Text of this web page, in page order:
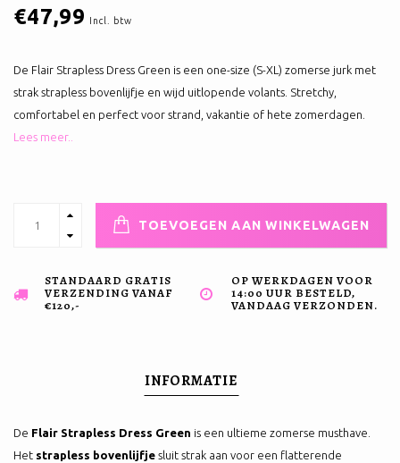
€47,99 Incl. btw
De Flair Strapless Dress Green is een one-size (S-XL) zomerse jurk met
strak strapless bovenlijfje en wijd uitlopende volants. Stretchy,
comfortabel en perfect voor strand, vakantie of hete zomerdagen.
Lees meer..
TOEVOEGEN AAN WINKELWAGEN
STANDAARD GRATIS
VERZENDING VANAF
€120,-
OP WERKDAGEN VOOR
14:00 UUR BESTELD,
VANDAAG VERZONDEN.
INFORMATIE
De Flair Strapless Dress Green is een ultieme zomerse musthave.
Het strapless bovenlijfje sluit strak aan voor een flatterende